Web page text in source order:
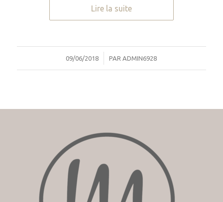
Lire la suite
09/06/2018
/ PARADMIN6928